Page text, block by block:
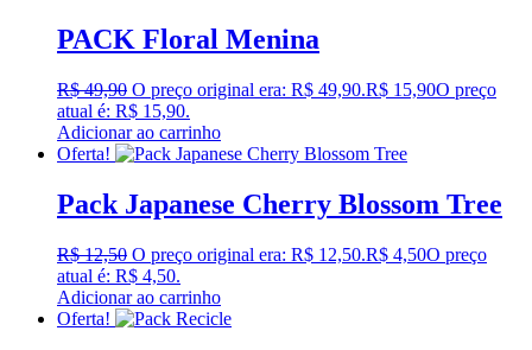
PACK Floral Menina
R$49,90 O preço original era: R$ 49,90.R$ 15,90O preço
atual é: R$ 15,90.
Adicionar ao carrinho
Oferta!
Pack Japanese Cherry Blossom Tree
R$12,50 O preço original era: R$ 12,50.R$ 4,50O preço
atual é: R$ 4,50.
Adicionar ao carrinho
Oferta!